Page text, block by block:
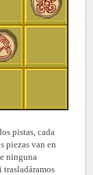
pistas, cada
piezas van en
ninguna